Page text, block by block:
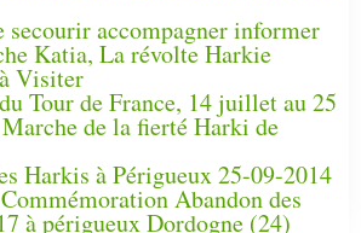
secourir accompagner informer
Katia, La révolte Harkie
Visiter
Tour de France, 14 juillet au 25
de la fierté Harki de
Harkis à Périgueux 25-09-2014
Abandon des
à périgueux Dordogne (24)